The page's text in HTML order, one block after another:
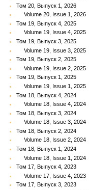
Том 20, Выпуск 1, 2026
Volume 20, Issue 1, 2026
Том 19, Выпуск 4, 2025
Volume 19, Issue 4, 2025
Том 19, Выпуск 3, 2025
Volume 19, Issue 3, 2025
Том 19, Выпуск 2, 2025
Volume 19, Issue 2, 2025
Том 19, Выпуск 1, 2025
Volume 19, Issue 1, 2025
Том 18, Выпуск 4, 2024
Volume 18, Issue 4, 2024
Том 18, Выпуск 3, 2024
Volume 18, Issue 3, 2024
Том 18, Выпуск 2, 2024
Volume 18, Issue 2, 2024
Том 18, Выпуск 1, 2024
Volume 18, Issue 1, 2024
Том 17, Выпуск 4, 2023
Volume 17, Issue 4, 2023
Том 17, Выпуск 3, 2023